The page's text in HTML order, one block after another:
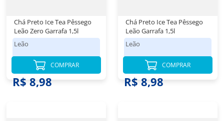
Chá Preto Ice Tea Pêssego
Leão Zero Garrafa 1,5l
Leão
R$ 8,98
COMPRAR
Chá Preto Ice Tea Pêssego
Leão Garrafa 1,5l
Leão
R$ 8,98
COMPRAR